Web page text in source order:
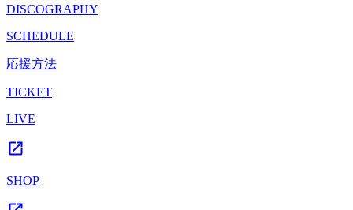
DISCOGRAPHY
SCHEDULE
応援方法
TICKET
LIVE
SHOP